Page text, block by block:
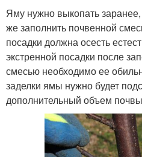
Яму нужно выкопать
же заполнить почвенной
посадки должна осесть
экстренной посадки после
смесью необходимо ее
заделки ямы нужно будет
дополнительный объем